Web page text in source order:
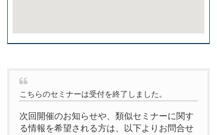
こちらのセミナーは受付を終了しました。
次回開催のお知らせや、類似セミナーに関す
る情報を希望される方は、以下よりお問合せ